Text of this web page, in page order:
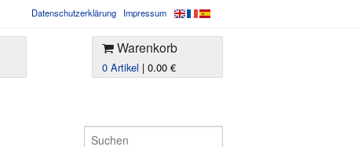
Datenschutzerklärung Impressum
Warenkorb
0 Artikel | 0.00 €